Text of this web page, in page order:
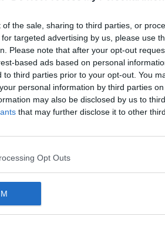
of the sale, sharing to third parties, or
targeted advertising by us, please use
Please note that after your opt-out
based ads based on personal
to third parties prior to your opt-out. You
personal information by third parties on
may also be disclosed by us to
that may further disclose it to other
Opt Outs
allaNewsletter QUInews -
tua casella di posta.